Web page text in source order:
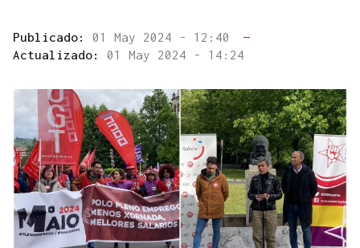
Publicado: 01 May 2024 - 12:40
—
Actualizado: 01 May 2024 - 14:24